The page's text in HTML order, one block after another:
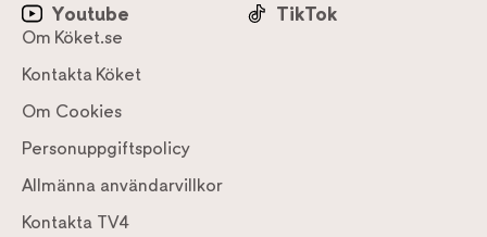
Youtube
TikTok
Om Köket.se
Kontakta Köket
Om Cookies
Personuppgiftspolicy
Allmänna användarvillkor
Kontakta TV4